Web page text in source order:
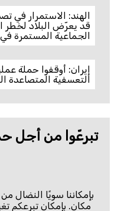
الهند: الاستمرار في
قد يعرّض البلاد لخطر
الجماعية المستمرة
إيران: أوقفوا حملة
التعسفية المتصاعدة
تبرعّوا من أجل
بإمكاننا سويًا النضال
مكان. بإمكان تبرعكم